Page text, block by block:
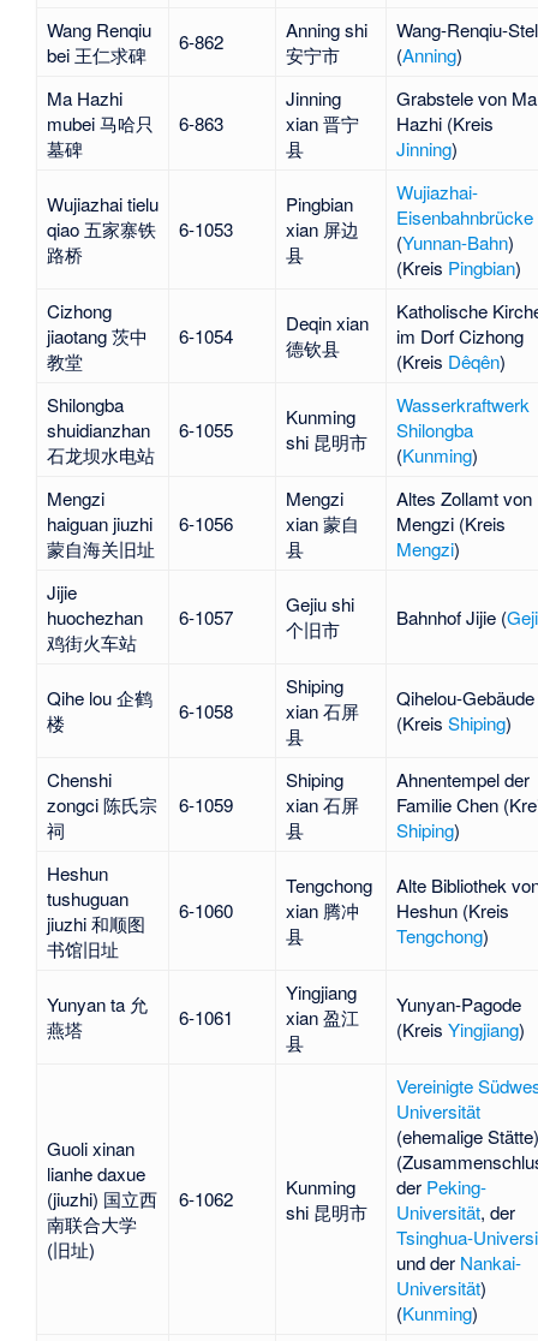
Wang Renqiu
bei 王仁求碑
6-862
Anning shi
安宁市
Wang-Renqiu-
(Anning)
Ma Hazhi
mubei 马哈只
墓碑
6-863
Jinning
xian 晋宁
县
Grabstele von Ma
Hazhi(Kreis
Jinning)
Wujiazhai tielu
qiao 五家寨铁
路桥
6-1053
Pingbian
xian 屏边
县
Wujiazhai-
Eisenbahnbrücke
(Yunnan-Bahn)
(Kreis Pingbian)
Cizhong
jiaotang 茨中
教堂
6-1054
Deqin xian
德钦县
Katholische
im Dorf Cizhong
(Kreis Dêqên)
Shilongba
shuidianzhan
石龙坝水电站
6-1055
Kunming
shi 昆明市
Wasserkraftwerk
Shilongba
(Kunming)
Mengzi
haiguan jiuzhi
蒙自海关旧址
6-1056
Mengzi
xian 蒙自
县
Altes Zollamt von
Mengzi (Kreis
Mengzi)
Jijie
huochezhan
鸡街火车站
6-1057
Gejiu shi
个旧市
Bahnhof Jijie(
Qihe lou 企鹤
楼
6-1058
Shiping
xian 石屏
县
Qihelou-Gebäude
(Kreis Shiping)
Chenshi
zongci 陈氏宗
祠
6-1059
Shiping
xian 石屏
县
Ahnentempel der
Familie Chen
Shiping)
Heshun
tushuguan
jiuzhi 和顺图
书馆旧址
6-1060
Tengchong
xian 腾冲
县
Alte Bibliothek
Heshun(Kreis
Tengchong)
Yunyan ta 允
燕塔
6-1061
Yingjiang
xian 盈江
县
Yunyan-Pagode
(Kreis Yingjiang)
Guoli xinan
lianhe daxue
(jiuzhi) 国立西
南联合大学
(旧址)
6-1062
Kunming
shi 昆明市
Vereinigte
Universität
(ehemalige Stätte)
der Peking-
Universität, der
Tsinghua-
und der Nankai-
Universität)
(Kunming)